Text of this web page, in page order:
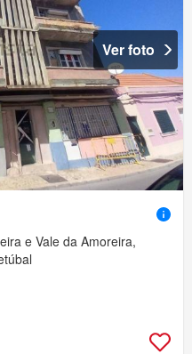
Ver foto
e Vale da Amoreira,